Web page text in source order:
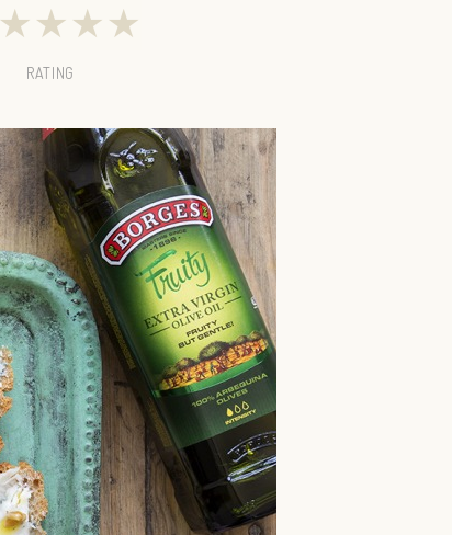
★★★★
RATING